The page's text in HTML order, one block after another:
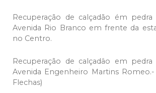
Recuperação de calçadão ém
Avenida Rio Branco em frente da
no Centro.
Recuperação de calçadâo em
Avenida Engenheiro Martins
Flechas)